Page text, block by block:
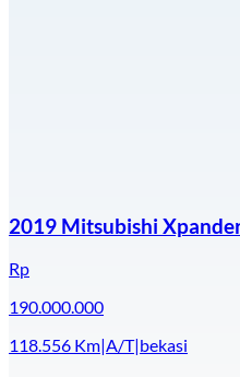
2019 Mitsubishi
Rp
190.000.000
118.556 Km|A/T|bekasi